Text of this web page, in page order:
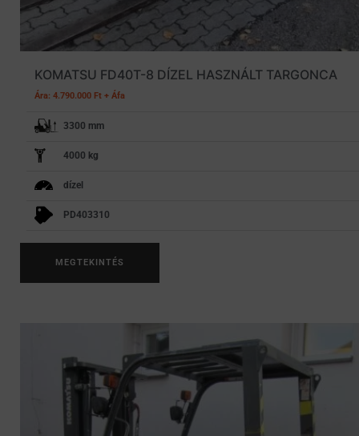
KOMATSU FD40T-8 DÍZEL HASZNÁLT TARGONCA
Ára: 4.790.000 Ft + Áfa
3300 mm
4000 kg
dízel
PD403310
MEGTEKINTÉS